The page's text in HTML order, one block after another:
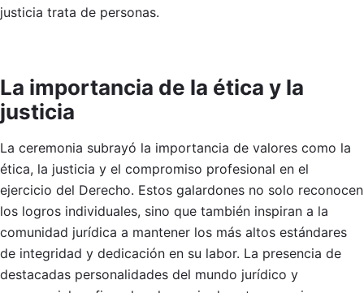
justicia trata de personas.
La importancia de la ética y la
justicia
La ceremonia subrayó la importancia de valores como la
ética, la justicia y el compromiso profesional en el
ejercicio del Derecho. Estos galardones no solo reconocen
los logros individuales, sino que también inspiran a la
comunidad jurídica a mantener los más altos estándares
de integridad y dedicación en su labor. La presencia de
destacadas personalidades del mundo jurídico y